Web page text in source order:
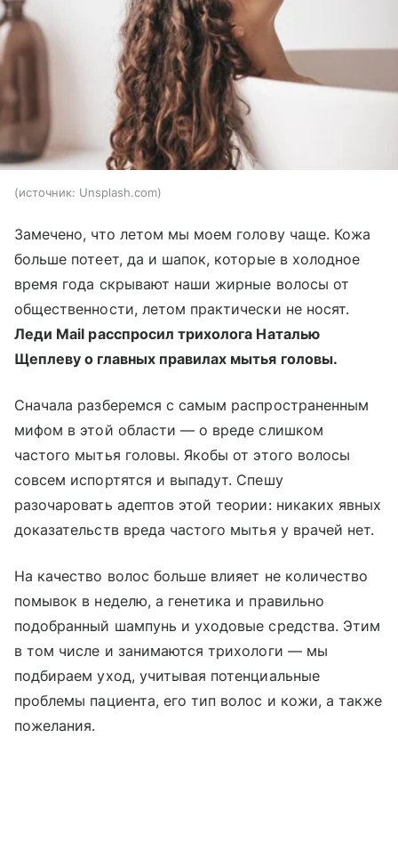
источник: Unsplash.com
Замечено, что летом мы моем голову чаще. Кожа
больше потеет, да и шапок, которые в холодное
время года скрывают наши жирные волосы от
общественности, летом практически не носят.
Леди Mail расспросил трихолога Наталью
Щеплеву о главных правилах мытья головы.
Сначала разберемся с самым распространенным
мифом в этой области — о вреде слишком
частого мытья головы. Якобы от этого волосы
совсем испортятся и выпадут. Спешу
разочаровать адептов этой теории: никаких явных
доказательств вреда частого мытья у врачей нет.
На качество волос больше влияет не количество
помывок в неделю, а генетика и правильно
подобранный шампунь и уходовые средства. Этим
в том числе и занимаются трихологи — мы
подбираем уход, учитывая потенциальные
проблемы пациента, его тип волос и кожи, а также
пожелания.